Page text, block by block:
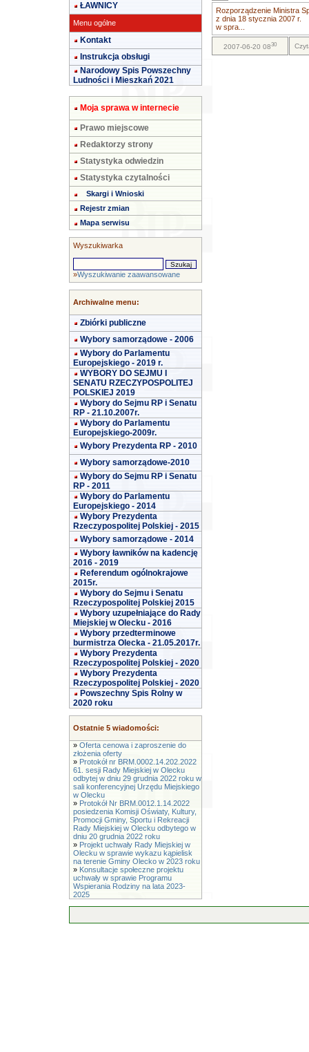
ŁAWNICY
Menu ogólne
Kontakt
Instrukcja obsługi
Narodowy Spis Powszechny
Ludności i Mieszkań 2021
Moja sprawa w internecie
Prawo miejscowe
Redaktorzy strony
Statystyka odwiedzin
Statystyka czytalności
Skargi i Wnioski
Rejestr zmian
Mapa serwisu
Wyszukiwarka
»Wyszukiwanie zaawansowane
Archiwalne menu:
Zbiórki publiczne
Wybory samorządowe - 2006
Wybory do Parlamentu
Europejskiego - 2019 r.
WYBORY DO SEJMU I
SENATU RZECZYPOSPOLITEJ
POLSKIEJ 2019
Wybory do Sejmu RP i Senatu
RP - 21.10.2007r.
Wybory do Parlamentu
Europejskiego-2009r.
Wybory Prezydenta RP - 2010
Wybory samorządowe-2010
Wybory do Sejmu RP i Senatu
RP - 2011
Wybory do Parlamentu
Europejskiego - 2014
Wybory Prezydenta
Rzeczypospolitej Polskiej - 2015
Wybory samorządowe - 2014
Wybory ławników na kadencję
2016 - 2019
Referendum ogólnokrajowe
2015r.
Wybory do Sejmu i Senatu
Rzeczypospolitej Polskiej 2015
Wybory uzupełniające do Rady
Miejskiej w Olecku - 2016
Wybory przedterminowe
burmistrza Olecka - 21.05.2017r.
Wybory Prezydenta
Rzeczypospolitej Polskiej - 2020
Wybory Prezydenta
Rzeczypospolitej Polskiej - 2020
Powszechny Spis Rolny w
2020 roku
Ostatnie 5 wiadomości:
» Oferta cenowa i zaproszenie do
złożenia oferty
» Protokół nr BRM.0002.14.202.2022
61. sesji Rady Miejskiej w Olecku
odbytej w dniu 29 grudnia 2022 roku w
sali konferencyjnej Urzędu Miejskiego
w Olecku
» Protokół Nr BRM.0012.1.14.2022
posiedzenia Komisji Oświaty, Kultury,
Promocji Gminy, Sportu i Rekreacji
Rady Miejskiej w Olecku odbytego w
dniu 20 grudnia 2022 roku
» Projekt uchwały Rady Miejskiej w
Olecku w sprawie wykazu kąpielisk
na terenie Gminy Olecko w 2023 roku
» Konsultacje społeczne projektu
uchwały w sprawie Programu
Wspierania Rodziny na lata 2023-
2025
Rozporządzenie Ministra
z dnia 18 stycznia 2007 r.
w spra...
2007-06-20 0830